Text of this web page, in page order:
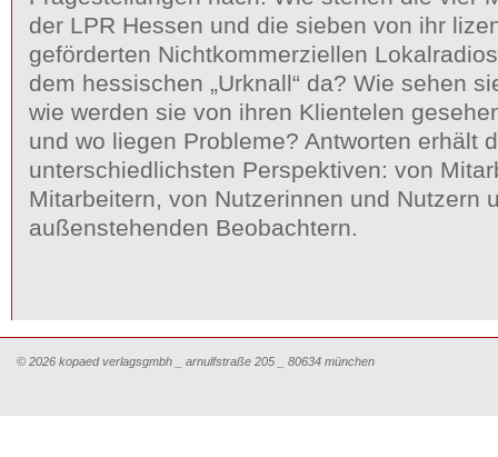
der LPR Hessen und die sieben von ihr
geförderten Nichtkommerziellen
dem hessischen „Urknall“ da? Wie sehen
wie werden sie von ihren Klientelen
und wo liegen Probleme? Antworten erhält
unterschiedlichsten Perspektiven: von
Mitarbeitern, von Nutzerinnen und Nutzern
außenstehenden Beobachtern.
© 2026 kopaed verlagsgmbh _ arnulfstraße 205 _ 80634 münchen